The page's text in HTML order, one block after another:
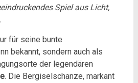
Spiel aus Licht,
für seine bunte
bekannt, sondern auch als
der legendären
. Die Bergiselschanze, markant